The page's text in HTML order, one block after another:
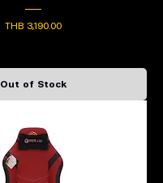
Price
THB 3,190.00
Out of Stock